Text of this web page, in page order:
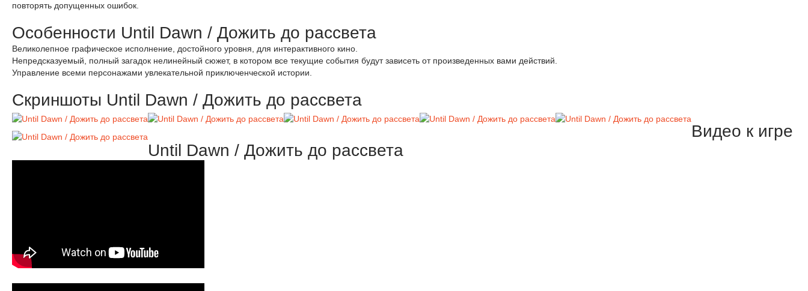
повторять допущенных ошибок.
Особенности Until Dawn / Дожить до рассвета
Великолепное графическое исполнение, достойного уровня, для интерактивного кино.
Непредсказуемый, полный загадок нелинейный сюжет, в котором все текущие события будут зависеть от произведенных вами действий.
Управление всеми персонажами увлекательной приключенческой истории.
Скриншоты Until Dawn / Дожить до рассвета
Видео к игре
Until Dawn / Дожить до рассвета